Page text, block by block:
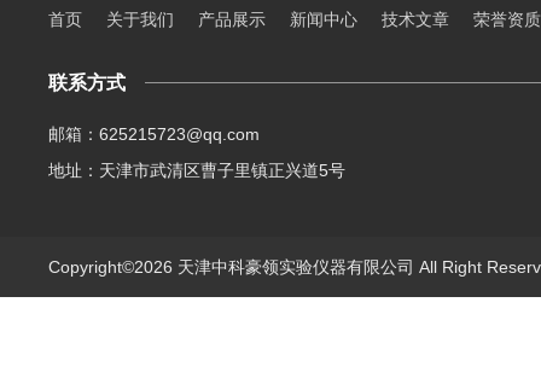
首页 关于我们 产品展示 新闻中心 技术文章 荣誉资质
联系方式
邮箱：625215723@qq.com
地址：天津市武清区曹子里镇正兴道5号
Copyright©2026 天津中科豪领实验仪器有限公司 All Right